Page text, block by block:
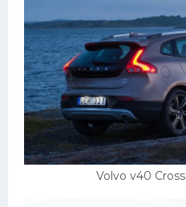
Volvo v40
Лодки
Шкода
Вертолеты
Мазда
Самокаты